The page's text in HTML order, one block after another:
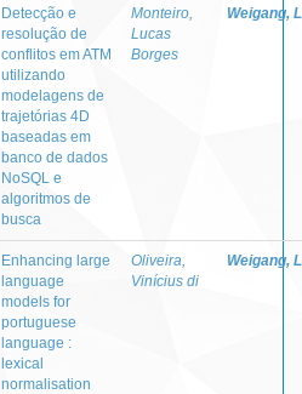
Detecção e
resolução de
conflitos em ATM
utilizando
modelagens de
trajetórias 4D
baseadas em
banco de dados
NoSQL e
algoritmos de
busca
Monteiro,
Lucas
Borges
Weigang,
Enhancing large
language
models for
portuguese
language :
lexical
normalisation
Oliveira,
Vinícius di
Weigang,